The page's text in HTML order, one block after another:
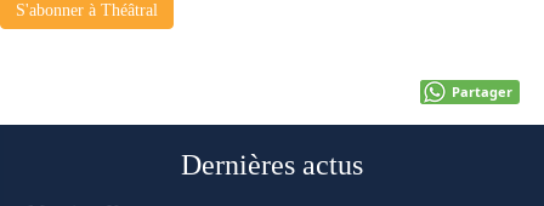
S'abonner à Théâtral
Partager
Dernières actus